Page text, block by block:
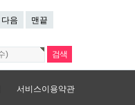
다음 맨끝
서비스이용약관